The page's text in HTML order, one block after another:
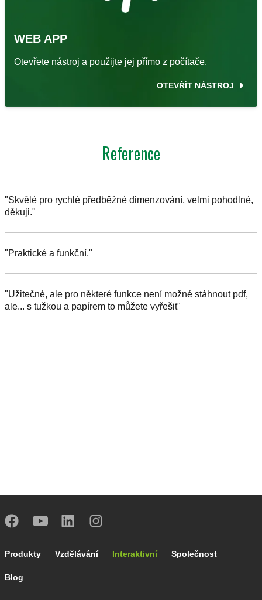
WEB APP
Otevřete nástroj a použijte jej přímo z počítače.
OTEVŘÍT NÁSTROJ
Reference
"Skvělé pro rychlé předběžné dimenzování, velmi pohodlné,
děkuji."
"Praktické a funkční."
"Užitečné, ale pro některé funkce není možné stáhnout pdf,
ale... s tužkou a papírem to můžete vyřešit"
Footer main navigation
Produkty Vzdělávání Interaktivní Společnost
Blog